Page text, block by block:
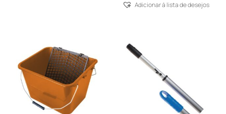
Adicionar á lista de desejos